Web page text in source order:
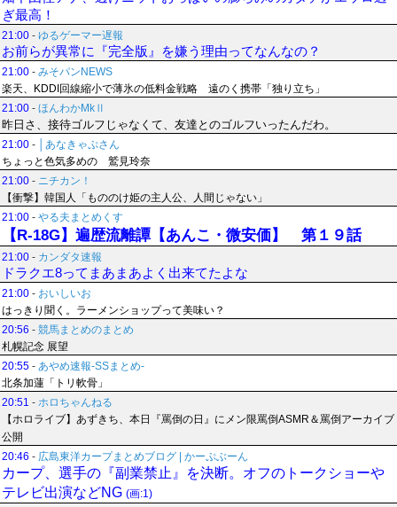
ぎ最高！
21:00 - ゆるゲーマー遅報
お前らが異常に『完全版』を嫌う理由ってなんなの？
21:00 - みそパンNEWS
楽天、KDDI回線縮小で薄氷の低料金戦略 遠のく携帯「独り立ち」
21:00 - ほんわかMkⅡ
昨日さ、接待ゴルフじゃなくて、友達とのゴルフいったんだわ。
21:00 -
│あなきゃぷさん
ちょっと色気多めの 鷲見玲奈
21:00 - ニチカン！
【衝撃】韓国人「もののけ姫の主人公、人間じゃない」
21:00 - やる夫まとめくす
【R-18G】遍歴流離譚【あんこ・微安価】 第１９話
21:00 - カンダタ速報
ドラクエ8ってまあまあよく出来てたよな
21:00 - おいしいお
はっきり聞く。ラーメンショップって美味い？
20:56 - 競馬まとめのまとめ
札幌記念 展望
20:55 - あやめ速報-SSまとめ-
北条加蓮「トリ軟骨」
20:51 - ホロちゃんねる
【ホロライブ】あずきち、本日『罵倒の日』にメン限罵倒ASMR＆罵倒アーカイブ
公開
20:46 - 広島東洋カープまとめブログ | かーぷぶーん
カープ、選手の『副業禁止』を決断。オフのトークショーや
テレビ出演などNG (画:1)